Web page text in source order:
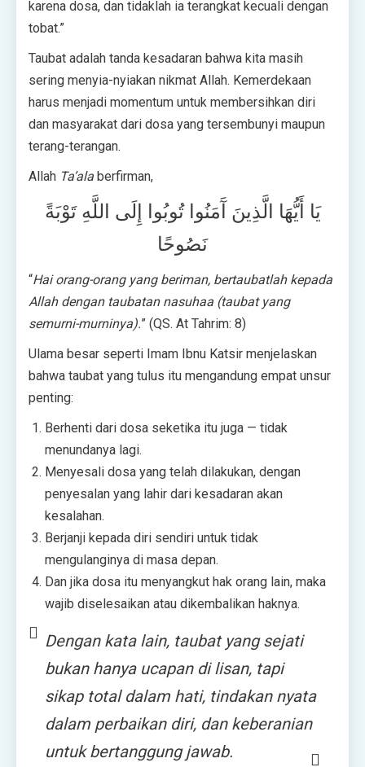
karena dosa, dan tidaklah ia terangkat kecuali dengan
tobat.”
Taubat adalah tanda kesadaran bahwa kita masih
sering menyia-nyiakan nikmat Allah. Kemerdekaan
harus menjadi momentum untuk membersihkan diri
dan masyarakat dari dosa yang tersembunyi maupun
terang-terangan.
Allah Ta’ala berfirman,
يَا أَيُّهَا الَّذِينَ آَمَنُوا تُوبُوا إِلَى اللَّهِ تَوْبَةً
نَصُوحًا
“Hai orang-orang yang beriman, bertaubatlah kepada
Allah dengan taubatan nasuhaa (taubat yang
semurni-murninya).” (QS. At Tahrim: 8)
Ulama besar seperti Imam Ibnu Katsir menjelaskan
bahwa taubat yang tulus itu mengandung empat unsur
penting:
Berhenti dari dosa seketika itu juga — tidak
menundanya lagi.
Menyesali dosa yang telah dilakukan, dengan
penyesalan yang lahir dari kesadaran akan
kesalahan.
Berjanji kepada diri sendiri untuk tidak
mengulanginya di masa depan.
Dan jika dosa itu menyangkut hak orang lain, maka
wajib diselesaikan atau dikembalikan haknya.
Dengan kata lain, taubat yang sejati
bukan hanya ucapan di lisan, tapi
sikap total dalam hati, tindakan nyata
dalam perbaikan diri, dan keberanian
untuk bertanggung jawab.